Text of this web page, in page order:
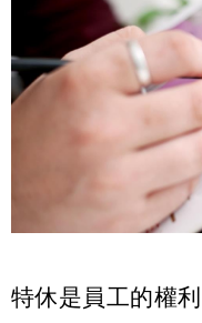
特休是員工的權